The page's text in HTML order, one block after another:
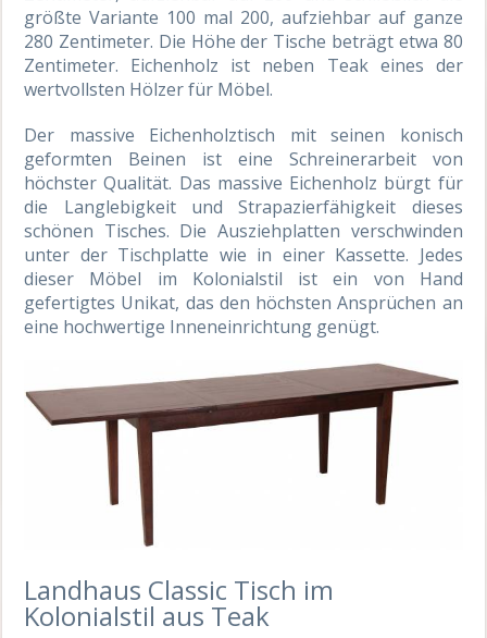
größte Variante 100 mal 200, aufziehbar auf ganze
280 Zentimeter. Die Höhe der Tische beträgt etwa 80
Zentimeter. Eichenholz ist neben Teak eines der
wertvollsten Hölzer für Möbel.
Der massive Eichenholztisch mit seinen konisch
geformten Beinen ist eine Schreinerarbeit von
höchster Qualität. Das massive Eichenholz bürgt für
die Langlebigkeit und Strapazierfähigkeit dieses
schönen Tisches. Die Ausziehplatten verschwinden
unter der Tischplatte wie in einer Kassette. Jedes
dieser Möbel im Kolonialstil ist ein von Hand
gefertigtes Unikat, das den höchsten Ansprüchen an
eine hochwertige Inneneinrichtung genügt.
Landhaus Classic Tisch im
Kolonialstil aus Teak